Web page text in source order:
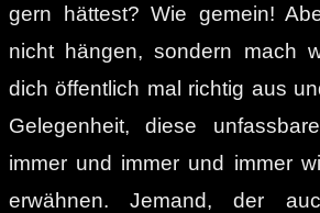
gern hättest? Wie gemein!
nicht hängen, sondern mach
dich öffentlich mal richtig aus
Gelegenheit, diese
immer und immer und immer
erwähnen. Jemand, der